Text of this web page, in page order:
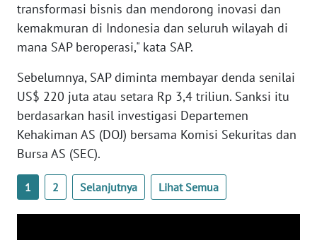
transformasi bisnis dan mendorong inovasi dan
kemakmuran di Indonesia dan seluruh wilayah di
mana SAP beroperasi," kata SAP.
Sebelumnya, SAP diminta membayar denda senilai
US$ 220 juta atau setara Rp 3,4 triliun. Sanksi itu
berdasarkan hasil investigasi Departemen
Kehakiman AS (DOJ) bersama Komisi Sekuritas dan
Bursa AS (SEC).
1 2 Selanjutnya Lihat Semua
WN
KEPRI
PAPUA
WN
BARAT
WN
RIAU